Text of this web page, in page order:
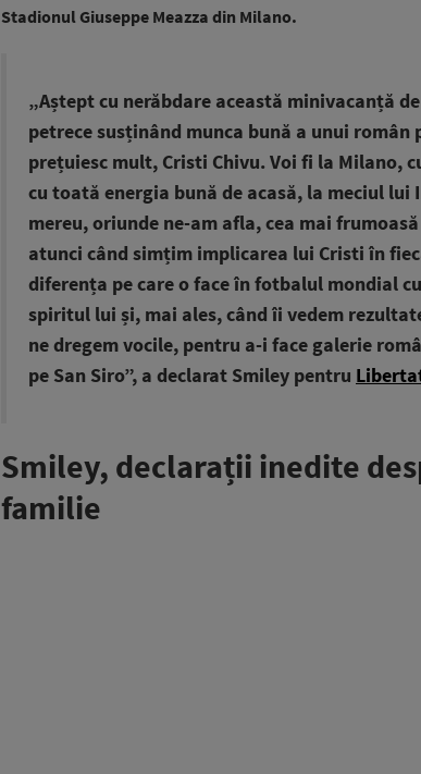
Stadionul Giuseppe Meazza din Milano.
„Aștept cu nerăbdare această minivacanță
petrece susținând munca bună a unui român
prețuiesc mult, Cristi Chivu. Voi fi la Milano,
cu toată energia bună de acasă, la meciul lui
mereu, oriunde ne-am afla, cea mai
atunci când simțim implicarea lui Cristi în
diferența pe care o face în fotbalul mondial
spiritul lui și, mai ales, când îi vedem
ne dregem vocile, pentru a-i face galerie
pe San Siro”, a declarat Smiley pentru
Smiley, declarații inedite
familie